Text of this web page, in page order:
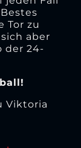
Tor zu
aber
der 24-
Viktoria